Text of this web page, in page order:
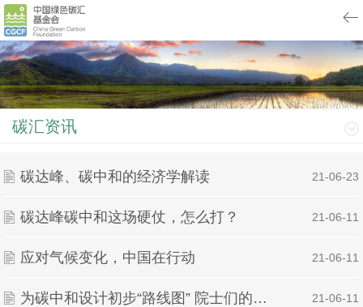
碳汇资讯
碳达峰、碳中和的经济学解读 | 21-06-23
碳达峰碳中和这场硬仗，怎么打？ | 21-06-11
应对气候变化，中国在行动 | 21-06-11
为碳中和设计初步“路线图” 院士们的支撑来了 | 21-06-11